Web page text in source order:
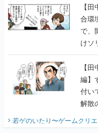
【
合環
で、
けソ
に行
【
編】
付い
解散
開
『少
若ゲのいたり〜ゲームクリ